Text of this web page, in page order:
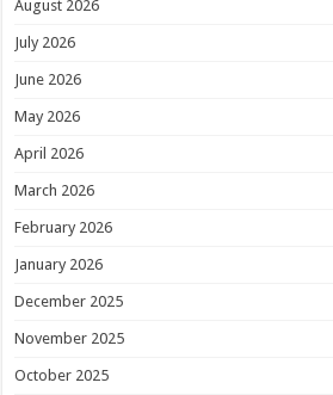
August 2026
July 2026
June 2026
May 2026
April 2026
March 2026
February 2026
January 2026
December 2025
November 2025
October 2025